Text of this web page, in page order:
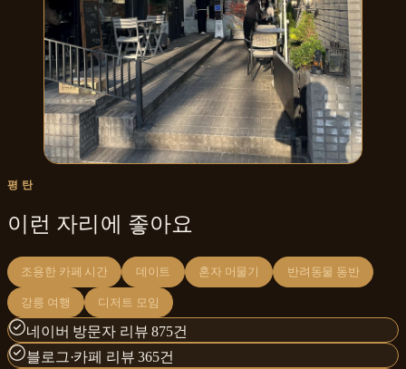
평탄
이런 자리에 좋아요
조용한 카페 시간 데이트 혼자 머물기 반려동물 동반
강릉 여행 디저트 모임
네이버 방문자 리뷰 875건
블로그·카페 리뷰 365건